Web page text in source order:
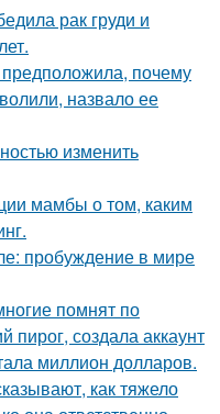
рак груди и
почему
назвало ее
изменить
мамбы о том, каким
пробуждение в мире
помнят по
пирог, создала аккаунт
миллион долларов.
как тяжело